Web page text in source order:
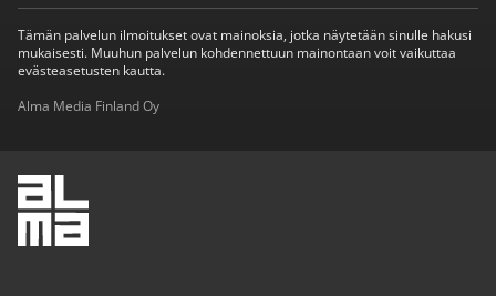
Tämän palvelun ilmoitukset ovat mainoksia, jotka näytetään sinulle hakusi
mukaisesti. Muuhun palvelun kohdennettuun mainontaan voit vaikuttaa
evästeasetusten kautta.
Alma Media Finland Oy